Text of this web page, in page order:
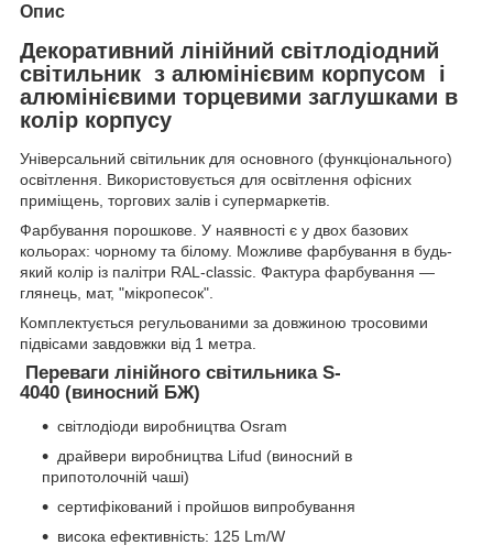
Опис
Декоративний лінійний світлодіодний
світильник з алюмінієвим корпусом і
алюмінієвими торцевими заглушками в
колір корпусу
Універсальний світильник для основного (функціонального)
освітлення. Використовується для освітлення офісних
приміщень, торгових залів і супермаркетів.
Фарбування порошкове. У наявності є у двох базових
кольорах: чорному та білому. Можливе фарбування в будь-
який колір із палітри RAL-classic. Фактура фарбування —
глянець, мат, "мікропесок".
Комплектується регульованими за довжиною тросовими
підвісами завдовжки від 1 метра.
Переваги лінійного світильника S-
4040 (виносний БЖ)
світлодіоди виробництва Osram
драйвери виробництва Lifud (виносний в
припотолочній чаші)
сертифікований і пройшов випробування
висока ефективність: 125 Lm/W